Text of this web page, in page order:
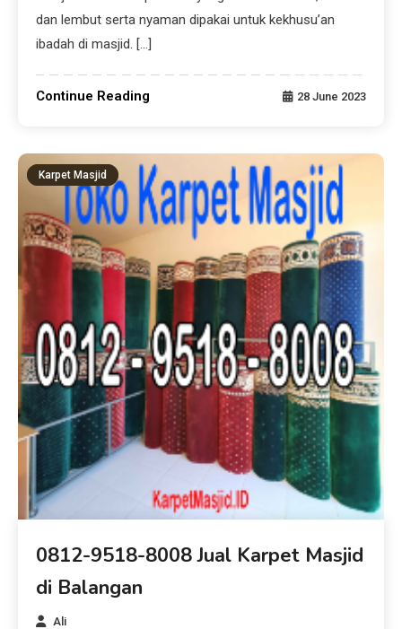
dan lembut serta nyaman dipakai untuk kekhusu’an
ibadah di masjid. […]
Continue Reading 28 June 2023
Karpet Masjid
0812-9518-8008 Jual Karpet Masjid
di Balangan
Ali